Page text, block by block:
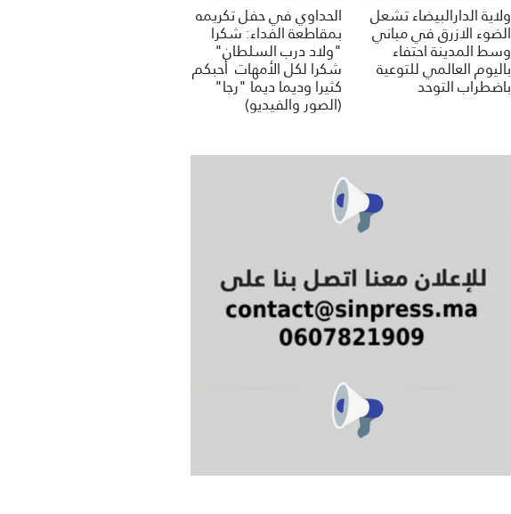
ولاية الدارالبيضاء تشعل
الضوء الازرق في مباني
وسط المدينة احتفاء
باليوم العالمي للتوعية
باضطراب التوحد
الحداوي في حفل تكريمه
بمقاطعة الفداء: شكرا
"ولاد درب السلطان"
شكرا لكل الأمهات أحبكم
كثيرا وديما ديما "رجا"
(الصور والفيديو)